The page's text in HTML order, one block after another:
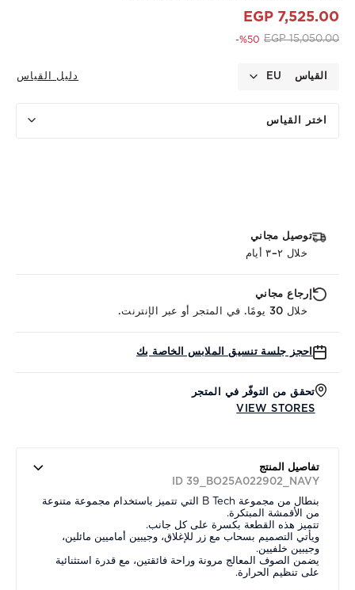
7,525.00 EGP
Price reduced from
15,050.00 EGP
to 7,525.00 EGP
%50-
القياس EU دليل القياس
اختر القياس
توصيل مجاني
خلال ٢–٣ أيام
إرجاع مجاني
خلال 30 يومًا. في المتجر أو عبر الإنترنت.
احجز جلسة تنسيق الملابس الخاصة بك
تحقق من التوفّر في المتجر
VIEW STORES
تفاصيل المنتج
ID 39_BO25A022902_NAVY
بنطال من مجموعة B Tech التي تتميز باستخدام مجموعة متنوعة
من الأقمشة المبتكرة.
تتميز هذه القطعة بكسرة على كل جانب.
ويأتي التصميم بسحاب مع زر للإغلاق، وجيبين أماميين مائلين،
وجيبين خلفيين.
يضمن الصوف المعالج مرونة وراحة فائقتين، مع قدرة استثنائية
على تنظيم الحرارة.